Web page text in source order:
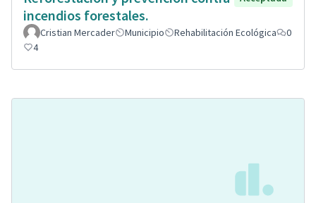
incendios forestales.
Cristian Mercader Municipio Rehabilitación Ecológica
0
4